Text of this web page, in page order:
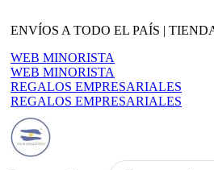
al
ENVÍOS A TODO EL PAÍS |
WEB MINORISTA
WEB MINORISTA
REGALOS EMPRESARIALES
REGALOS EMPRESARIALES